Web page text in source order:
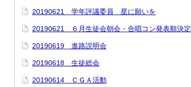
20190621 学年評議委員 星に願いを
20190621 ６月生徒会朝会・合唱コン発表順決定
20190619 進路説明会
20190618 生徒総会
20190614 ＣＧＡ活動